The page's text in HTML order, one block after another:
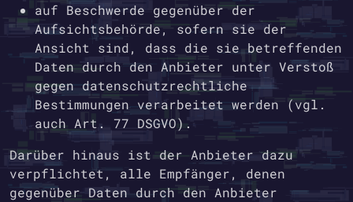
auf Beschwerde gegenüber der
Aufsichtsbehörde, sofern sie der
Ansicht sind, dass die sie betreffenden
Daten durch den Anbieter unter Verstoß
gegen datenschutzrechtliche
Bestimmungen verarbeitet werden (vgl.
auch Art. 77 DSGVO).
Darüber hinaus ist der Anbieter dazu
verpflichtet, alle Empfänger, denen
gegenüber Daten durch den Anbieter